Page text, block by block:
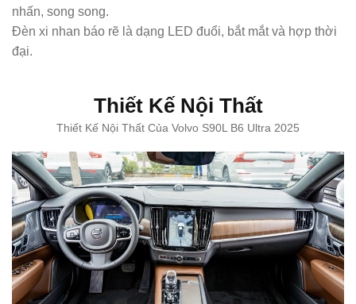
nhấn, song song.
Đèn xi nhan báo rẽ là dạng LED đuổi, bắt mắt và hợp thời
đại.
Thiết Kế Nội Thất
Thiết Kế Nội Thất Của Volvo S90L B6 Ultra 2025